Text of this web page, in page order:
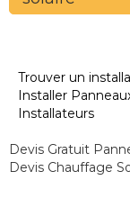
Trouver un
Installer
Installateurs
Devis Gratuit
Devis Chauffage